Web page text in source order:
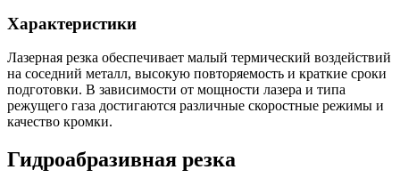
Характеристики
Лазерная резка обеспечивает малый термический воздействий
на соседний металл, высокую повторяемость и краткие сроки
подготовки. В зависимости от мощности лазера и типа
режущего газа достигаются различные скоростные режимы и
качество кромки.
Гидроабразивная резка